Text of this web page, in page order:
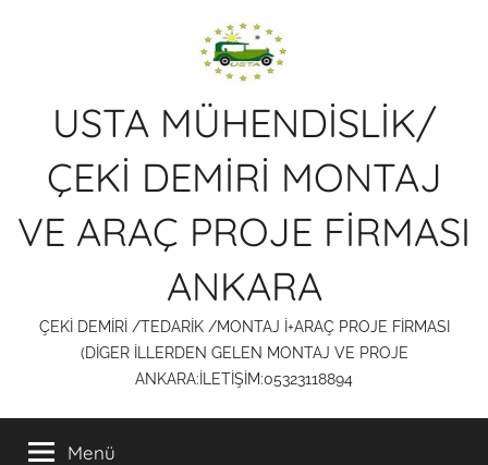
USTA MÜHENDİSLİK/
ÇEKİ DEMİRİ MONTAJ
VE ARAÇ PROJE FİRMASI
ANKARA
ÇEKİ DEMİRİ /TEDARİK /MONTAJ İ+ARAÇ PROJE FİRMASI
(DİGER İLLERDEN GELEN MONTAJ VE PROJE
ANKARA:İLETİŞİM:05323118894
Menü